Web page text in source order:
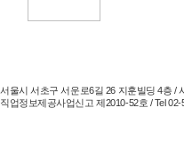
서울시 서초구 서운로6길 26 지훈빌딩 4층 /
직업정보제공사업신고 제2010-52호 / Tel